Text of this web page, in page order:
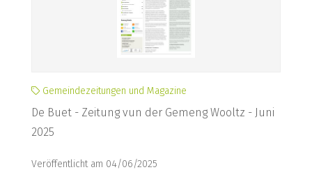
Gemeindezeitungen und Magazine
De Buet - Zeitung vun der Gemeng Wooltz - Juni
2025
Veröffentlicht am 04/06/2025